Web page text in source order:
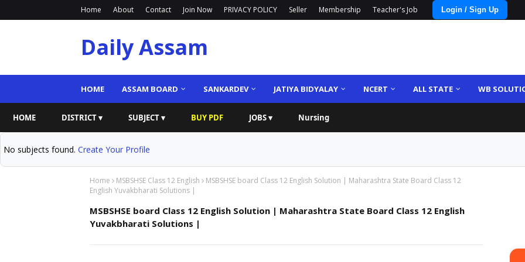
Home About Contact Join Now PRIVACY POLICY Seller Membership Teacher's Job Login / Sign Up
Daily Assam
HOME ASSAM BOARD SANKARDEV JATIYA BIDYALAY NCERT ALL STATE WB
HOME DISTRICT ▾ SUBJECT ▾ BUY PDF JOBS ▾ Nursing
No subjects found. Create Your Profile
Home MSBSHSE Class 12 English
MSBSHSE board Class 12 English Solution | Maharashtra State Board Class 12
English Yuvakbharati Solutions |
MSBSHSE board Class 12 English Solution | Maharashtra State Board Class 12 English
Yuvakbharati Solutions |